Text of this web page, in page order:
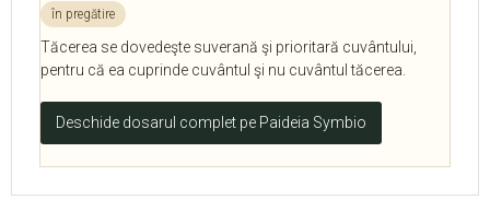
în pregătire
Tăcerea se dovedeşte suverană şi prioritară cuvântului,
pentru că ea cuprinde cuvântul şi nu cuvântul tăcerea.
Deschide dosarul complet pe Paideia Symbio